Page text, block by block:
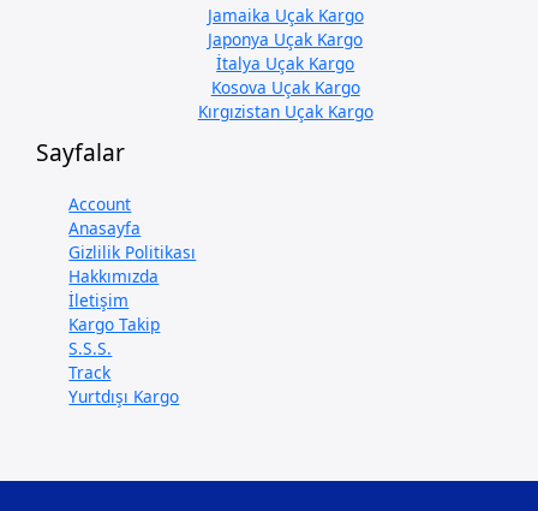
Jamaika Uçak Kargo
Japonya Uçak Kargo
İtalya Uçak Kargo
Kosova Uçak Kargo
Kırgızistan Uçak Kargo
Sayfalar
Account
Anasayfa
Gizlilik Politikası
Hakkımızda
İletişim
Kargo Takip
S.S.S.
Track
Yurtdışı Kargo